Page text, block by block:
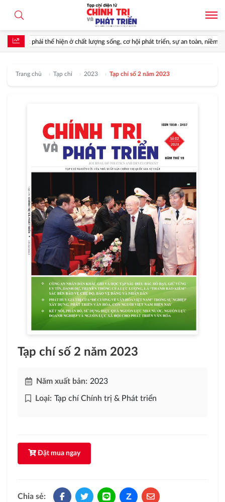
phải thể hiện ở chất lượng sống, cơ hội phát triển, sự an toàn, niềm tin và
Trang chủ Tạp chí 2023 Tạp chí số 2 năm 2023
Tạp chí số 2 năm 2023
Năm xuất bản: 2023
Loại: Tạp chí Chính trị & Phát triển
Đặt mua ngay
Chia sẻ: Z